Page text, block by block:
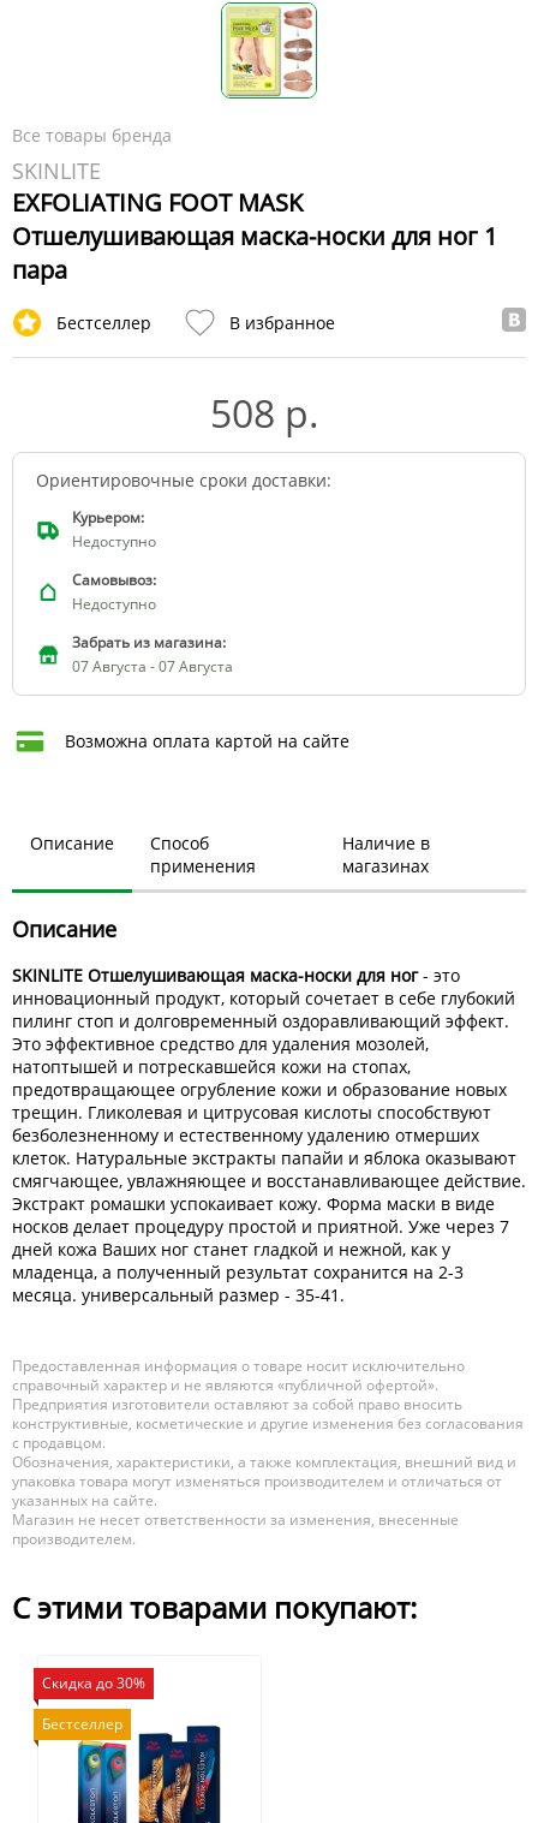
Все товары бренда
SKINLITE
EXFOLIATING FOOT MASK
Отшелушивающая маска-носки для ног 1
пара
Бестселлер В избранное
508 р.
Ориентировочные сроки доставки:
Курьером:
Недоступно
Самовывоз:
Недоступно
Забрать из магазина:
07 Августа - 07 Августа
Возможна оплата картой на сайте
Описание
Способ
применения
Наличие в
магазинах
Описание
SKINLITE Отшелушивающая маска-носки для ног- это
инновационный продукт, который сочетает в себе глубокий
пилинг стоп и долговременный оздоравливающий эффект.
Это эффективное средство для удаления мозолей,
натоптышей и потрескавшейся кожи на стопах,
предотвращающее огрубление кожи и образование новых
трещин. Гликолевая и цитрусовая кислоты способствуют
безболезненному и естественному удалению отмерших
клеток. Натуральные экстракты папайи и яблока оказывают
смягчающее, увлажняющее и восстанавливающее действие.
Экстракт ромашки успокаивает кожу. Форма маски в виде
носков делает процедуру простой и приятной. Уже через 7
дней кожа Ваших ног станет гладкой и нежной, как у
младенца, а полученный результат сохранится на 2-3
месяца. универсальный размер - 35-41.
Предоставленная информация о товаре носит исключительно
справочный характер и не являются «публичной офертой».
Предприятия изготовители оставляют за собой право вносить
конструктивные, косметические и другие изменения без согласования
с продавцом.
Обозначения, характеристики, а также комплектация, внешний вид и
упаковка товара могут изменяться производителем и отличаться от
указанных на сайте.
Магазин не несет ответственности за изменения, внесенные
производителем.
С этими товарами покупают:
Скидка до 30%
Бестселлер